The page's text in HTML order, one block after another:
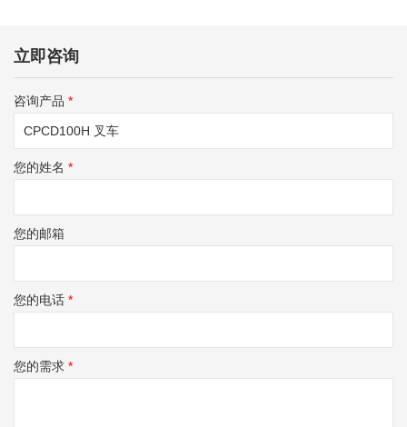
立即咨询
咨询产品 *
您的姓名 *
您的邮箱
您的电话 *
您的需求 *